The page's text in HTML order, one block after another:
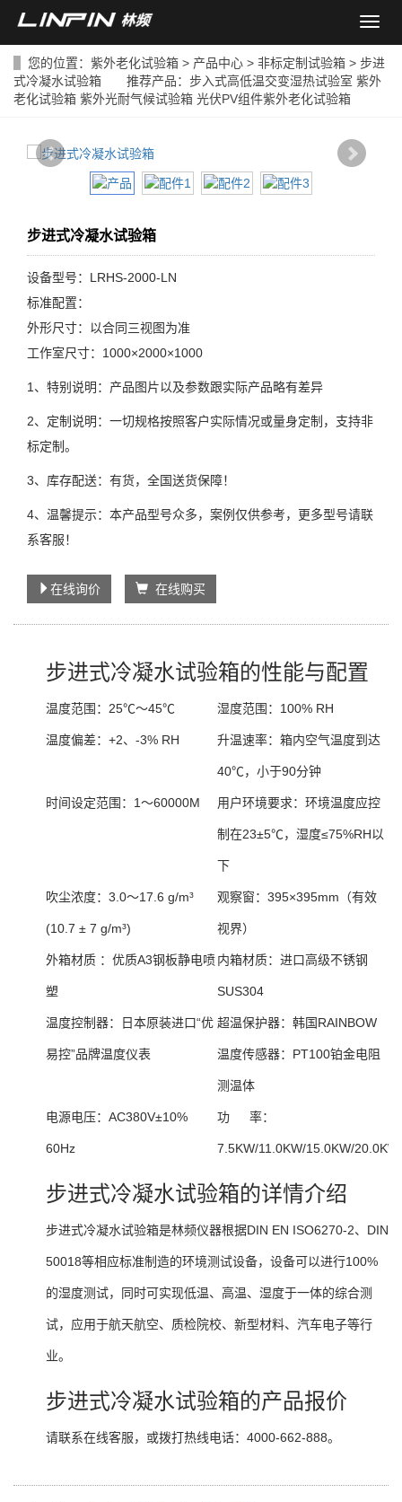
导
菜
单
您的位置： 紫外老化试验箱 > 产品中心 > 非标定制试验箱 > 步进
式冷凝水试验箱 推荐产品： 步入式高低温交变湿热试验室 紫外
老化试验箱 紫外光耐气候试验箱 光伏PV组件紫外老化试验箱
步进式冷凝水试验箱
设备型号：LRHS-2000-LN
标准配置：
外形尺寸：以合同三视图为准
工作室尺寸：1000×2000×1000
1、特别说明：产品图片以及参数跟实际产品略有差异
2、定制说明：一切规格按照客户实际情况或量身定制，支持非
标定制。
3、库存配送：有货，全国送货保障！
4、温馨提示：本产品型号众多，案例仅供参考，更多型号请联
系客服！
在线询价 在线购买
步进式冷凝水试验箱的性能与配置
温度范围： 25℃～45℃ 湿度范围： 100% RH
温度偏差： +2、-3% RH 升温速率： 箱内空气温度到达
40℃，小于90分钟
时间设定范围： 1～60000M 用户环境要求： 环境温度应控
制在23±5℃，湿度≤75%RH以
下
吹尘浓度： 3.0～17.6 g/m³
(10.7 ± 7 g/m³)
观察窗： 395×395mm（有效
视界）
外箱材质 ： 优质A3钢板静电喷
塑
内箱材质： 进口高级不锈钢
SUS304
温度控制器： 日本原装进口“优
易控”品牌温度仪表
超温保护器： 韩国RAINBOW
温度传感器： PT100铂金电阻
测温体
电源电压： AC380V±10%
60Hz
功 率：
7.5KW/11.0KW/15.0KW/20.0KW
步进式冷凝水试验箱的详情介绍
步进式冷凝水试验箱是林频仪器根据DIN EN ISO6270-2、DIN
50018等相应标准制造的环境测试设备，设备可以进行100%
的湿度测试，同时可实现低温、高温、湿度于一体的综合测
试，应用于航天航空、质检院校、新型材料、汽车电子等行
业。
步进式冷凝水试验箱的产品报价
请联系在线客服，或拨打热线电话：4000-662-888。